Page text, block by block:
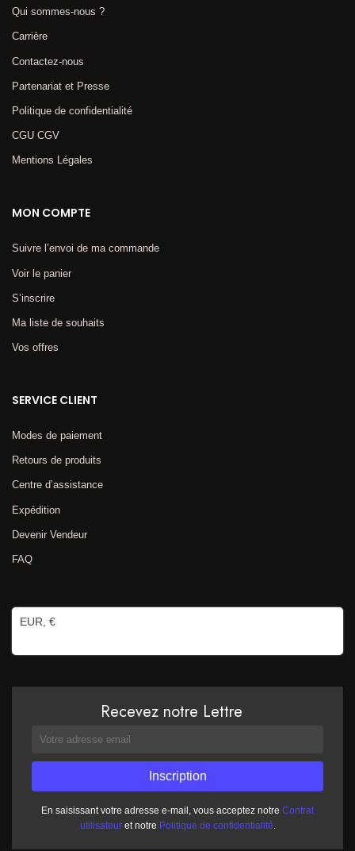
Qui sommes-nous ?
Carrière
Contactez-nous
Partenariat et Presse
Politique de confidentialité
CGU CGV
Mentions Légales​
MON COMPTE
Suivre l’envoi de ma commande
Voir le panier
S’inscrire
Ma liste de souhaits
Vos offres
SERVICE CLIENT
Modes de paiement
Retours de produits
Centre d’assistance
Expédition
Devenir Vendeur
FAQ
EUR, €
Recevez notre Lettre
En saisissant votre adresse e-mail, vous acceptez notre Contrat
utilisateuret notre Politique de confidentialité.